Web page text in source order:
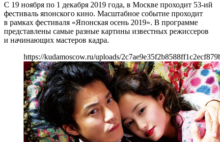
С 19 ноября по 1 декабря 2019 года, в Москве проходит 53-ий
фестиваль японского кино. Масштабное событие проходит
в рамках фестиваля «Японская осень 2019». В программе
представлены самые разные картины известных режиссеров
и начинающих мастеров кадра.
https://kudamoscow.ru/uploads/